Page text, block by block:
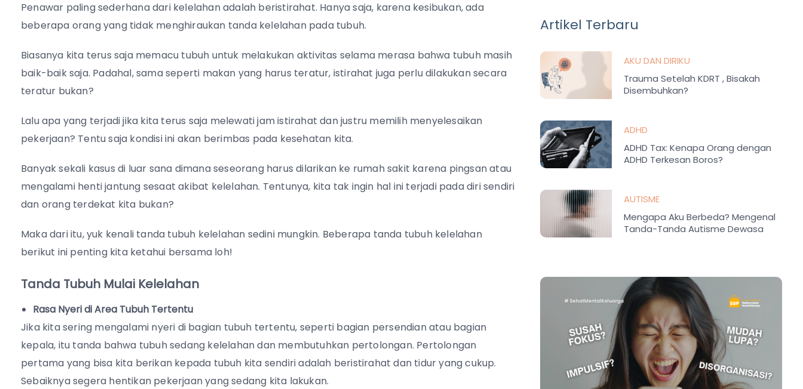
Penawar paling sederhana dari kelelahan adalah beristirahat. Hanya saja, karena kesibukan, ada
beberapa orang yang tidak menghiraukan tanda kelelahan pada tubuh.
Biasanya kita terus saja memacu tubuh untuk melakukan aktivitas selama merasa bahwa tubuh masih
baik-baik saja. Padahal, sama seperti makan yang harus teratur, istirahat juga perlu dilakukan secara
teratur bukan?
Lalu apa yang terjadi jika kita terus saja melewati jam istirahat dan justru memilih menyelesaikan
pekerjaan? Tentu saja kondisi ini akan berimbas pada kesehatan kita.
Banyak sekali kasus di luar sana dimana seseorang harus dilarikan ke rumah sakit karena pingsan atau
mengalami henti jantung sesaat akibat kelelahan. Tentunya, kita tak ingin hal ini terjadi pada diri sendiri
dan orang terdekat kita bukan?
Maka dari itu, yuk kenali tanda tubuh kelelahan sedini mungkin. Beberapa tanda tubuh kelelahan
berikut ini penting kita ketahui bersama loh!
Tanda Tubuh Mulai Kelelahan
Rasa Nyeri di Area Tubuh Tertentu
Jika kita sering mengalami nyeri di bagian tubuh tertentu, seperti bagian persendian atau bagian
kepala, itu tanda bahwa tubuh sedang kelelahan dan membutuhkan pertolongan. Pertolongan
pertama yang bisa kita berikan kepada tubuh kita sendiri adalah beristirahat dan tidur yang cukup.
Sebaiknya segera hentikan pekerjaan yang sedang kita lakukan.
Artikel Terbaru
AKU DAN DIRIKU
Trauma Setelah KDRT , Bisakah
Disembuhkan?
ADHD
ADHD Tax: Kenapa Orang dengan
ADHD Terkesan Boros?
AUTISME
Mengapa Aku Berbeda? Mengenal
Tanda-Tanda Autisme Dewasa